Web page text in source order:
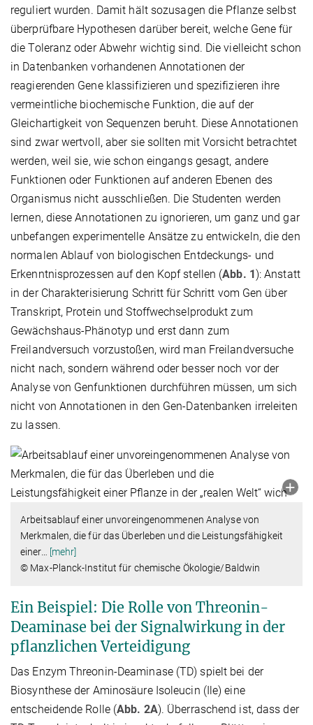
reguliert wurden. Damit hält sozusagen die Pflanze selbst
überprüfbare Hypothesen darüber bereit, welche Gene für
die Toleranz oder Abwehr wichtig sind. Die vielleicht schon
in Datenbanken vorhandenen Annotationen der
reagierenden Gene klassifizieren und spezifizieren ihre
vermeintliche biochemische Funktion, die auf der
Gleichartigkeit von Sequenzen beruht. Diese Annotationen
sind zwar wertvoll, aber sie sollten mit Vorsicht betrachtet
werden, weil sie, wie schon eingangs gesagt, andere
Funktionen oder Funktionen auf anderen Ebenen des
Organismus nicht ausschließen. Die Studenten werden
lernen, diese Annotationen zu ignorieren, um ganz und gar
unbefangen experimentelle Ansätze zu entwickeln, die den
normalen Ablauf von biologischen Entdeckungs- und
Erkenntnisprozessen auf den Kopf stellen (Abb. 1 ): Anstatt
in der Charakterisierung Schritt für Schritt vom Gen über
Transkript, Protein und Stoffwechselprodukt zum
Gewächshaus-Phänotyp und erst dann zum
Freilandversuch vorzustoßen, wird man Freilandversuche
nicht nach, sondern während oder besser noch vor der
Analyse von Genfunktionen durchführen müssen, um sich
nicht von Annotationen in den Gen-Datenbanken irreleiten
zu lassen.
Arbeitsablauf einer unvoreingenommenen Analyse von
Merkmalen, die für das Überleben und die Leistungsfähigkeit
einer… [mehr]
© Max-Planck-Institut für chemische Ökologie/Baldwin
Ein Beispiel: Die Rolle von Threonin-
Deaminase bei der Signalwirkung in der
pflanzlichen Verteidigung
Das Enzym Threonin-Deaminase (TD) spielt bei der
Biosynthese der Aminosäure Isoleucin (Ile) eine
entscheidende Rolle (Abb. 2A). Überraschend ist, dass der